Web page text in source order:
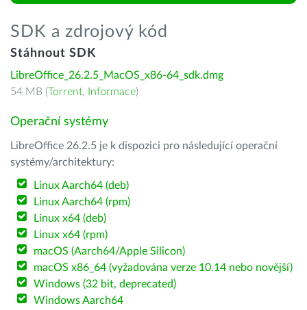
SDK a zdrojový kód
Stáhnout SDK
LibreOffice_26.2.5_MacOS_x86-64_sdk.dmg
54 MB (Torrent, Informace)
Operační systémy
LibreOffice 26.2.5 je k dispozici pro následující operační
systémy/architektury:
Linux Aarch64 (deb)
Linux Aarch64 (rpm)
Linux x64 (deb)
Linux x64 (rpm)
macOS (Aarch64/Apple Silicon)
macOS x86_64 (vyžadována verze 10.14 nebo novější)
Windows (32 bit, deprecated)
Windows Aarch64